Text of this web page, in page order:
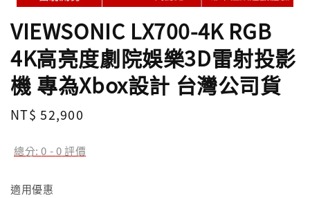
VIEWSONIC LX700-4K RGB
4K高亮度劇院娛樂3D雷射投影
機 專為Xbox設計 台灣公司貨
Regular
NT$ 52,900
總分:0 -0評價
適用優惠